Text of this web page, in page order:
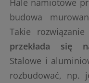
Hale namiotowe
budowa
Takie
przekłada się
Stalowe i
rozbudować, np.